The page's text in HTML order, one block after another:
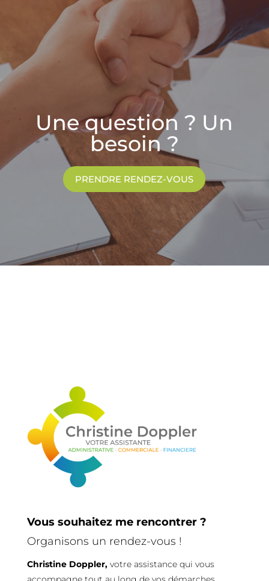
Une question ? Un
besoin ?
PRENDRE RENDEZ-VOUS
Vous souhaitez me rencontrer ?
Organisons un rendez-vous !
Christine Doppler, votre assistance qui vous